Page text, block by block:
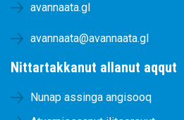
avannaata.gl
avannaata@avannaata.gl
Nittartakkanut allanut aqqut
Nunap assinga angisooq